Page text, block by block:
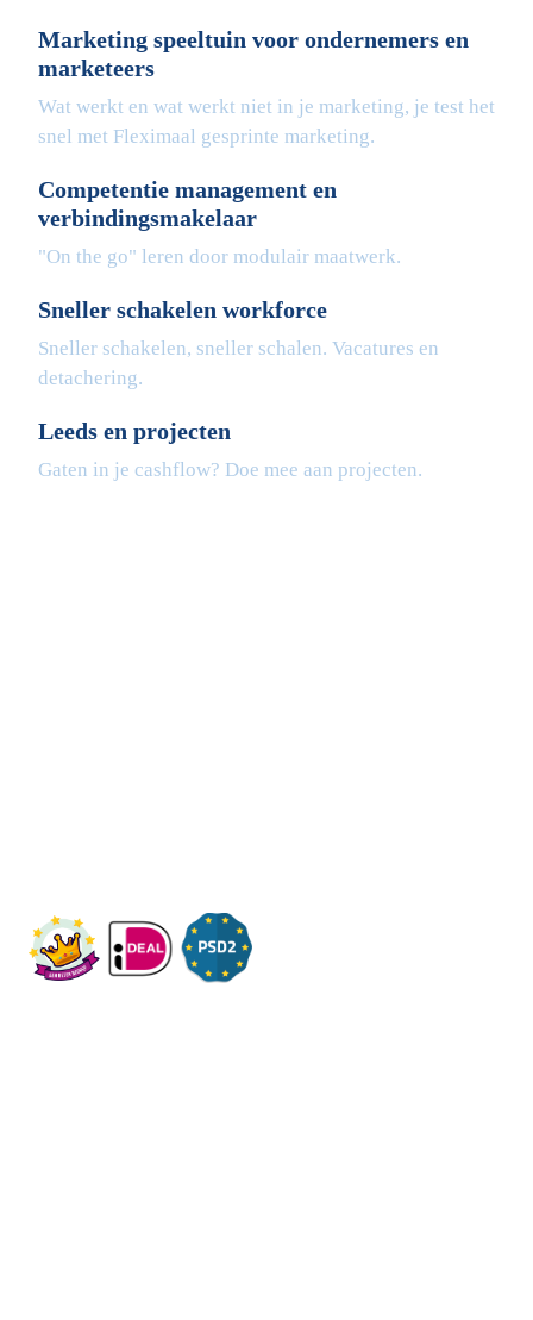
Marketing speeltuin voor ondernemers en
marketeers
Wat werkt en wat werkt niet in je marketing, je test het
snel met Fleximaal gesprinte marketing.
Competentie management en
verbindingsmakelaar
"On the go" leren door modulair maatwerk.
Sneller schakelen workforce
Sneller schakelen, sneller schalen. Vacatures en
detachering.
Leeds en projecten
Gaten in je cashflow? Doe mee aan projecten.